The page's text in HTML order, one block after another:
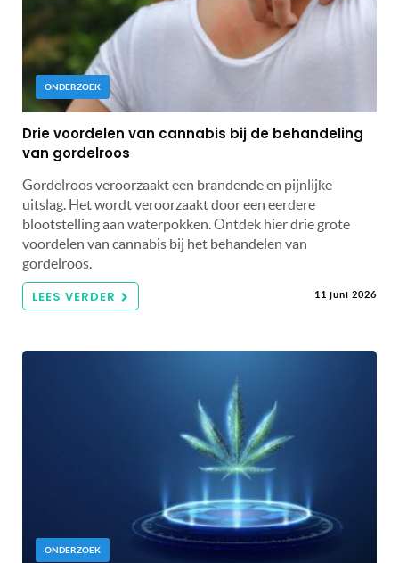
ONDERZOEK
Drie voordelen van cannabis bij de behandeling
van gordelroos
Gordelroos veroorzaakt een brandende en pijnlijke
uitslag. Het wordt veroorzaakt door een eerdere
blootstelling aan waterpokken. Ontdek hier drie grote
voordelen van cannabis bij het behandelen van
gordelroos.
LEES VERDER 11 juni 2026
ONDERZOEK